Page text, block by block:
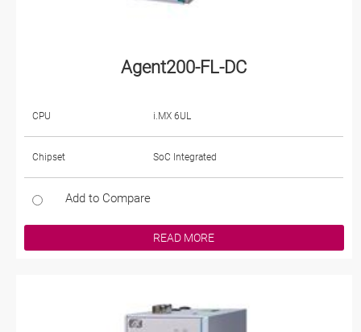
Agent200-FL-DC
CPU i.MX 6UL
Chipset SoC Integrated
Add to Compare
READ MORE